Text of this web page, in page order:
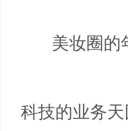
美妆圈的
科技的业务